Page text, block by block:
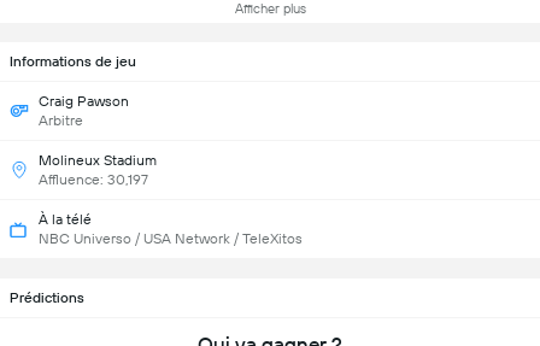
Afficher plus
Informations de jeu
Craig Pawson
Arbitre
Molineux Stadium
Affluence: 30,197
À la télé
NBC Universo / USA Network / TeleXitos
Prédictions